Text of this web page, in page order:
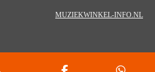
MUZIEKWINKEL-INFO.NL